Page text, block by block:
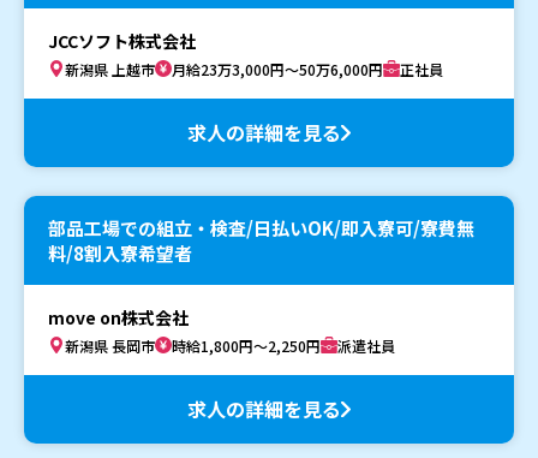
JCCソフト株式会社
新潟県 上越市 月給23万3,000円～50万6,000円 正社員
求人の詳細を見る
部品工場での組立・検査/日払いOK/即入寮可/寮費無
料/8割入寮希望者
move on株式会社
新潟県 長岡市 時給1,800円～2,250円 派遣社員
求人の詳細を見る